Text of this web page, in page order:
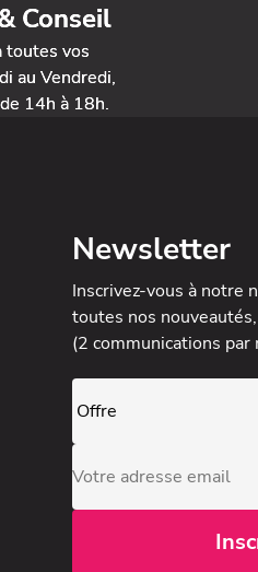
Conseil
toutes vos
au Vendredi,
14h à 18h.
Newsletter
Inscrivez-vous à notre
toutes nos
(2 communications par